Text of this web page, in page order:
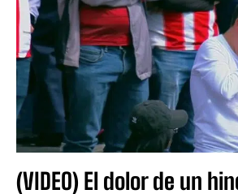
(VIDEO) El dolor de un